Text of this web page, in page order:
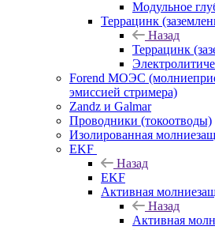
Модульное
Террацинк
Назад
Террацинк
Forend МОЭС
эмиссией стримера)
Zandz и Galmar
Проводники (токоотводы)
Изолированная
EKF
Назад
EKF
Активная
Назад
Активная